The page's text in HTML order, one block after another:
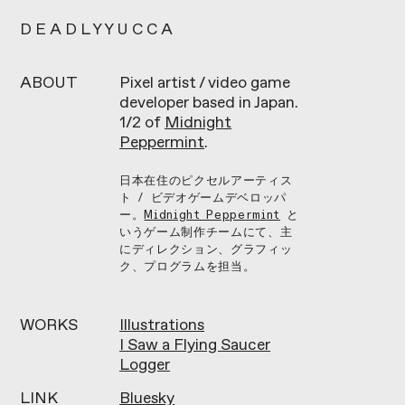
D E A D L Y Y U C C A
ABOUT
Pixel artist / video game
developer based in Japan.
1/2 of Midnight
Peppermint.
日本在住のピクセルアーティス
ト / ビデオゲームデベロッパ
ー。Midnight Peppermint
と
いうゲーム制作チームにて、主
にディレクション、グラフィッ
ク、プログラムを担当。
WORKS
Illustrations
I Saw a Flying Saucer
Logger
LINK
Bluesky